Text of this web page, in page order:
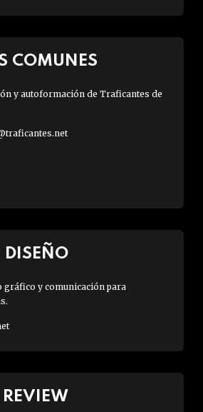
COMUNES
y autoformación de Traficantes de
DISEÑO
gráfico y comunicación para
REVIEW